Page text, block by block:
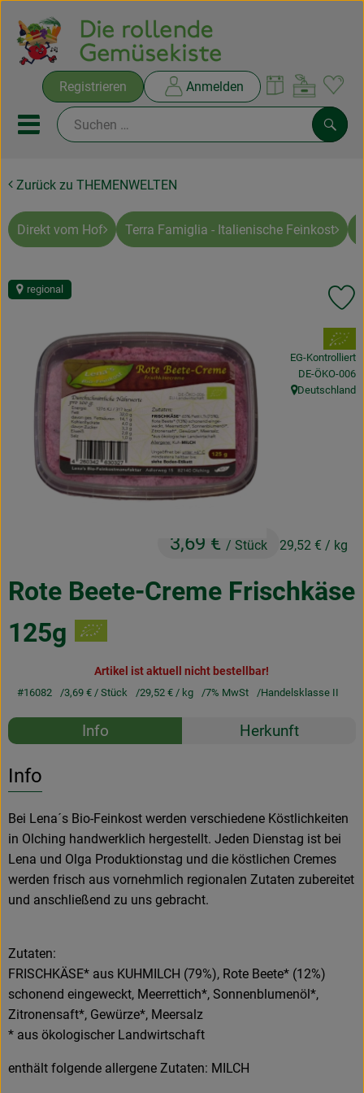
Registrieren Anmelden
Mobiles Menu öffnen oder
Ökokisten
Rezepte
Ökokisten
Obst & Gemüse
Frisches
Getränke
Lieferservice
Über uns
Geschäftskunden
Zurück zu THEMENWELTEN
Direkt vom Hof Terra Famiglia - Italienische Feinkost
Rote Beete-Creme Frischkäse
125g
3,69 € / Stück 29,52 € / kg
regional
, Verband:
EG-Kontrolliert
, Kontrollstelle:
DE-ÖKO-006
, Herkunft:
Deutschland
Artikel ist aktuell nicht bestellbar!
#16082 3,69 € / Stück 29,52 € / kg 7% MwSt Handelsklasse II
Rezepte
Info Herkunft
Info
Bei Lena´s Bio-Feinkost werden verschiedene Köstlichkeiten
in Olching handwerklich hergestellt. Jeden Dienstag ist bei
Lena und Olga Produktionstag und die köstlichen Cremes
werden frisch aus vornehmlich regionalen Zutaten zubereitet
und anschließend zu uns gebracht.
Zutaten:
FRISCHKÄSE* aus KUHMILCH (79%), Rote Beete* (12%)
schonend eingeweckt, Meerrettich*, Sonnenblumenöl*,
Zitronensaft*, Gewürze*, Meersalz
* aus ökologischer Landwirtschaft
enthält folgende allergene Zutaten: MILCH